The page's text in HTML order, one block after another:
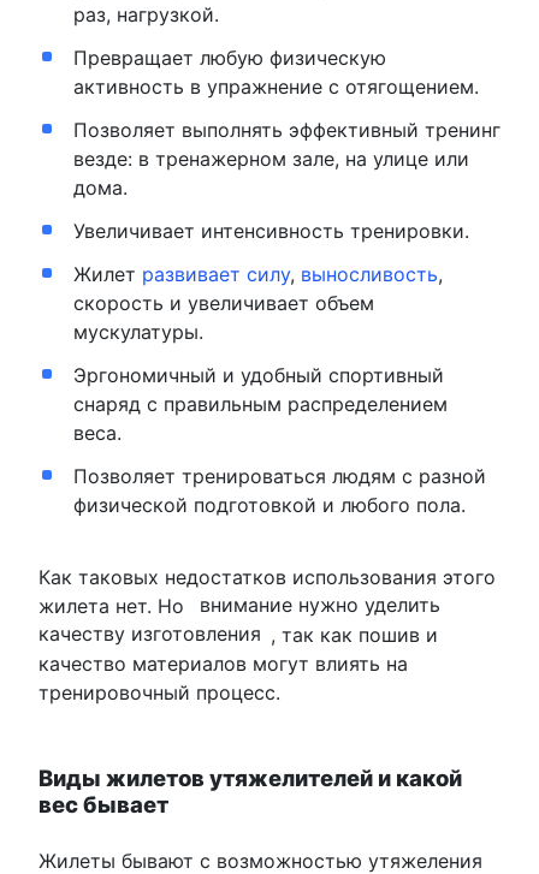
раз, нагрузкой.
Превращает любую физическую
активность в упражнение с отягощением.
Позволяет выполнять эффективный тренинг
везде: в тренажерном зале, на улице или
дома.
Увеличивает интенсивность тренировки.
Жилет развивает силу, выносливость,
скорость и увеличивает объем
мускулатуры.
Эргономичный и удобный спортивный
снаряд с правильным распределением
веса.
Позволяет тренироваться людям с разной
физической подготовкой и любого пола.
Как таковых недостатков использования этого
жилета нет. Но
внимание нужно уделить
качеству изготовления , так как пошив и
качество материалов могут влиять на
тренировочный процесс.
Виды жилетов утяжелителей и какой
вес бывает
Жилеты бывают с возможностью утяжеления